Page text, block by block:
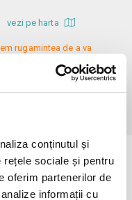
conținutul și
rețele sociale și pentru
oferim partenerilor de
informații cu
vezi pe harta
rugamintea de a va
de inceperea spectacolului.
si biletele isi pierd